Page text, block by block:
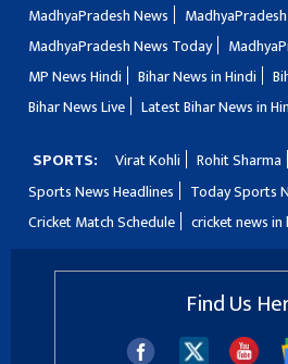
MadhyaPradesh News
MadhyaPradesh News Today
MP News Hindi
Bihar News in Hindi
Bihar News Live
Latest Bihar News in
SPORTS: Virat Kohli Rohit Sharma
Sports News Headlines
Today Sports
Cricket Match Schedule
cricket news in
Find Us